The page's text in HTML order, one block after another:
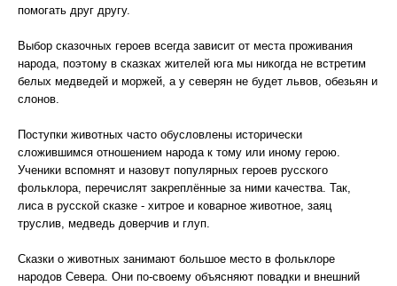
помогать друг другу.
Выбор сказочных героев всегда зависит от места проживания
народа, поэтому в сказках жителей юга мы никогда не встретим
белых медведей и моржей, а у северян не будет львов, обезьян и
слонов.
Поступки животных часто обусловлены исторически
сложившимся отношением народа к тому или иному герою.
Ученики вспомнят и назовут популярных героев русского
фольклора, перечислят закреплённые за ними качества. Так,
лиса в русской сказке - хитрое и коварное животное, заяц
труслив, медведь доверчив и глуп.
Сказки о животных занимают большое место в фольклоре
народов Севера. Они по-своему объясняют повадки и внешний